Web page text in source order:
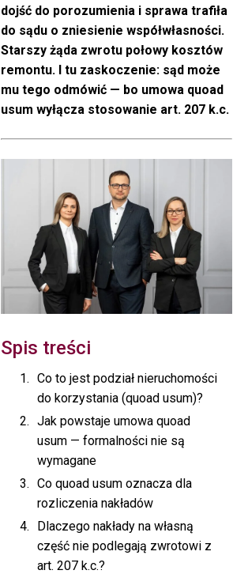
dojść do porozumienia i sprawa trafiła
do sądu o zniesienie współwłasności.
Starszy żąda zwrotu połowy kosztów
remontu. I tu zaskoczenie: sąd może
mu tego odmówić — bo umowa quoad
usum wyłącza stosowanie art. 207 k.c.
Spis treści
Co to jest podział nieruchomości
do korzystania (quoad usum)?
Jak powstaje umowa quoad
usum — formalności nie są
wymagane
Co quoad usum oznacza dla
rozliczenia nakładów
Dlaczego nakłady na własną
część nie podlegają zwrotowi z
art. 207 k.c.?